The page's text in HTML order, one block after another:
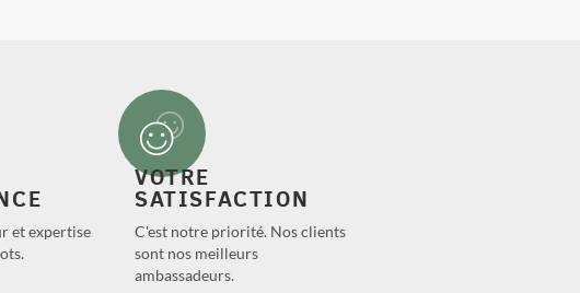
et expertise
VOTRE
SATISFACTION
C'est notre priorité. Nos clients
sont nos meilleurs
ambassadeurs.